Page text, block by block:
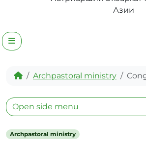
Азии
Menu
Home
Archpastoral ministry
Archpastoral ministry
Open side menu